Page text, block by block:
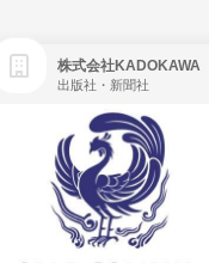
株式会社KADOKAWA
出版社・新聞社